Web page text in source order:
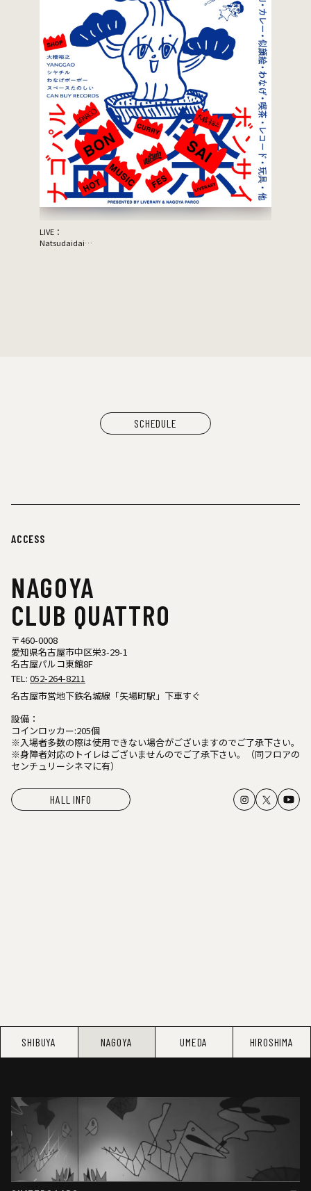
LIVE：
Natsudaidai
SCHEDULE
ACCESS
NAGOYA
CLUB QUATTRO
〒460-0008
愛知県名古屋市中区栄3-29-1
名古屋パルコ東館8F
TEL: 052-264-8211
名古屋市営地下鉄名城線「矢場町駅」下車すぐ
設備：
コインロッカー:205個
※入場者多数の際は使用できない場合がございますのでご了承下さい。
※身障者対応のトイレはございませんのでご了承下さい。（同フロアの
センチュリーシネマに有）
HALL INFO
SHIBUYA NAGOYA UMEDA HIROSHIMA